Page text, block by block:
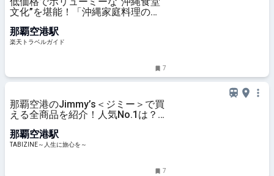
文化”を堪能！「沖縄家庭料理の店
【楽天トラベル】
那覇空港駅
楽天トラベルガイド
7
那覇空港のJimmy’s＜ジミー＞で買
える全商品を紹介！人気No.1は？
人生に旅心を～
那覇空港駅
TABIZINE～人生に旅心を～
7